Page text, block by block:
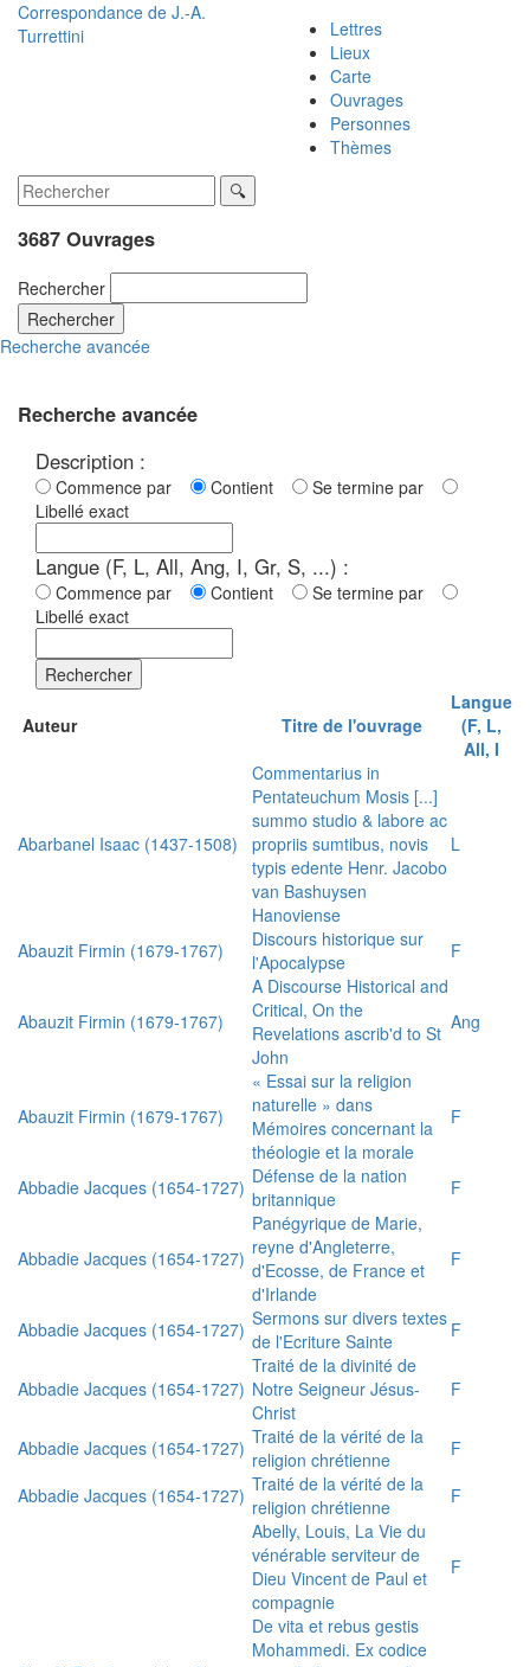
Correspondance de J.-A.
Turrettini
Lettres
Lieux
Carte
Ouvrages
Personnes
Thèmes
3687 Ouvrages
Rechercher
Rechercher
Recherche avancée
Recherche avancée
Description :
Commence par Contient
Se termine par
Libellé exact
Langue (F, L, All, Ang, I, Gr, S, ...) :
Commence par Contient
Se termine par
Libellé exact
Rechercher
Auteur Titre de l'ouvrage
Langue
(F, L,
All, I
Abarbanel Isaac (1437-1508)
Commentarius in
Pentateuchum Mosis [...]
summo studio & labore ac
propriis sumtibus, novis
typis edente Henr. Jacobo
van Bashuysen
Hanoviense
L
Abauzit Firmin (1679-1767)
Discours historique sur
l'Apocalypse
F
Abauzit Firmin (1679-1767)
A Discourse Historical and
Critical, On the
Revelations ascrib'd to St
John
Ang
Abauzit Firmin (1679-1767)
« Essai sur la religion
naturelle » dans
Mémoires concernant la
théologie et la morale
F
Abbadie Jacques (1654-1727) Défense de la nation
britannique
F
Abbadie Jacques (1654-1727)
Panégyrique de Marie,
reyne d'Angleterre,
d'Ecosse, de France et
d'Irlande
F
Abbadie Jacques (1654-1727) Sermons sur divers textes
de l'Ecriture Sainte
F
Abbadie Jacques (1654-1727)
Traité de la divinité de
Notre Seigneur Jésus-
Christ
F
Abbadie Jacques (1654-1727) Traité de la vérité de la
religion chrétienne
F
Abbadie Jacques (1654-1727) Traité de la vérité de la
religion chrétienne
F
Abelly, Louis, La Vie du
vénérable serviteur de
Dieu Vincent de Paul et
compagnie
F
De vita et rebus gestis
Mohammedi. Ex codice